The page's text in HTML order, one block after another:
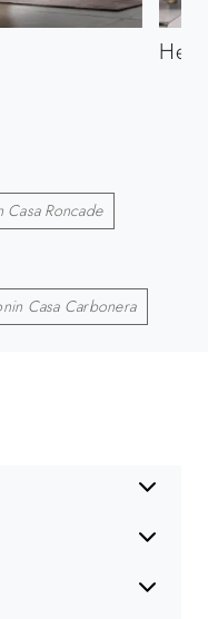
Casa Roncade
Casa Carbonera